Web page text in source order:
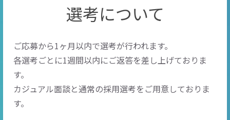
選考について
ご応募から1ヶ月以内で選考が行われます。
各選考ごとに1週間以内にご返答を差し上げておりま
す。
カジュアル面談と通常の採用選考をご用意しておりま
す。